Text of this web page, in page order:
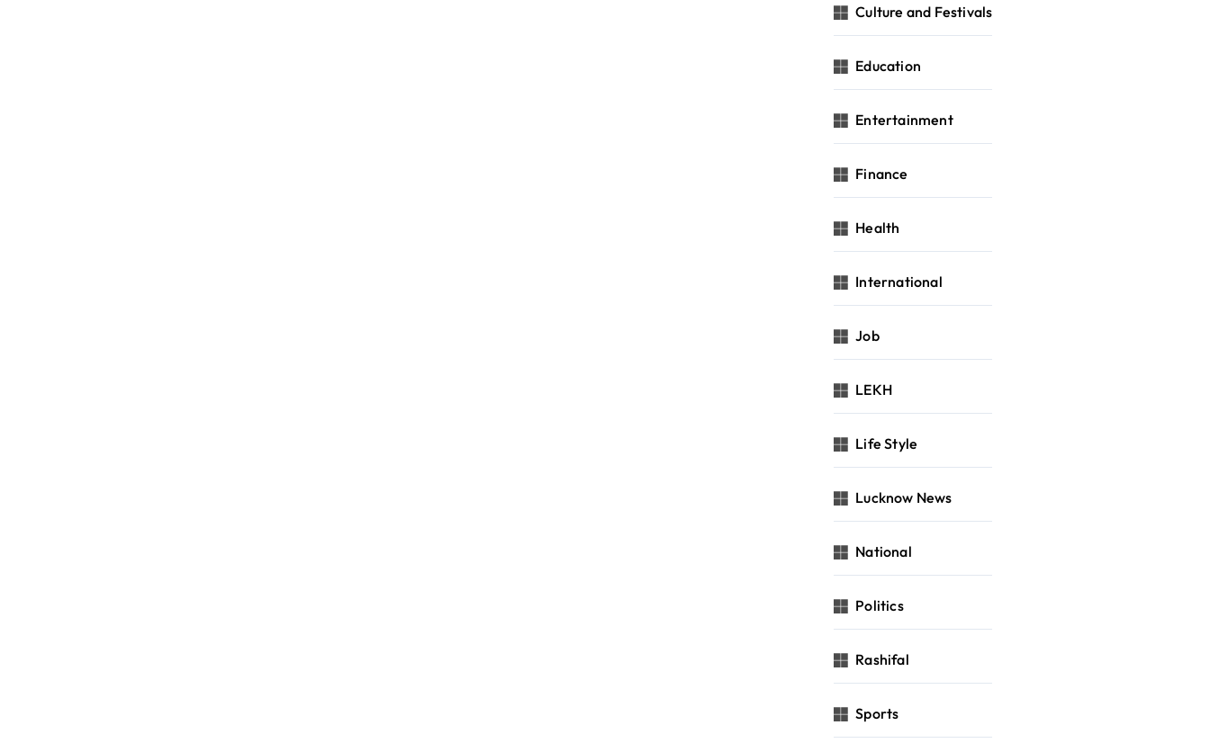
Culture and Festivals
Education
Entertainment
Finance
Health
International
Job
LEKH
Life Style
Lucknow News
National
Politics
Rashifal
Sports